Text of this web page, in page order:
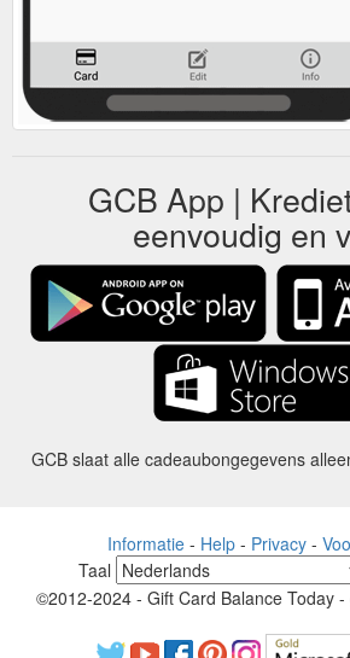
GCB App |
eenvoudig en
GCB slaat alle cadeaubongegevens
Informatie- Help- Privacy-
Taal
©2012-2024 - Gift Card Balance Today